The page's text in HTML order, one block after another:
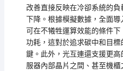
改善直接反映在冷卻系統的
下降。根據模擬數據，全面
可在不犧牲運算效能的條件下
功耗，這對於追求碳中和目標
鍵。此外，光互連還支援更高
服器內部晶片之間、甚至機